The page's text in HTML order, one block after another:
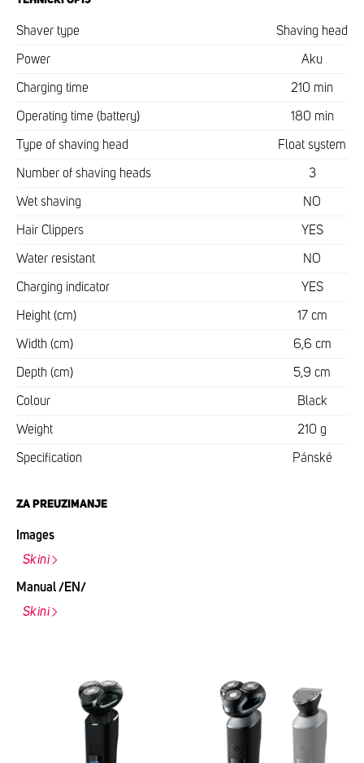
Shaver type Shaving head
Power Aku
Charging time 210 min
Operating time (battery) 180 min
Type of shaving head Float system
Number of shaving heads 3
Wet shaving NO
Hair Clippers YES
Water resistant NO
Charging indicator YES
Height (cm) 17 cm
Width (cm) 6,6 cm
Depth (cm) 5,9 cm
Colour Black
Weight 210 g
Specification Pánské
ZA PREUZIMANJE
Images
Skini
Manual /EN/
Skini